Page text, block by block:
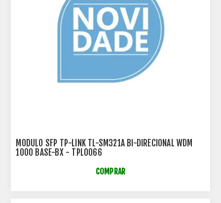
MODULO SFP TP-LINK TL-SM321A BI-DIRECIONAL WDM
1000 BASE-BX - TPL0066
COMPRAR